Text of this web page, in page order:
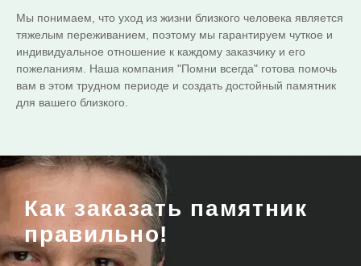
Мы понимаем, что уход из жизни близкого человека является
тяжелым переживанием, поэтому мы гарантируем чуткое и
индивидуальное отношение к каждому заказчику и его
пожеланиям. Наша компания "Помни всегда" готова помочь
вам в этом трудном периоде и создать достойный памятник
для вашего близкого.
Как заказать памятник
правильно!